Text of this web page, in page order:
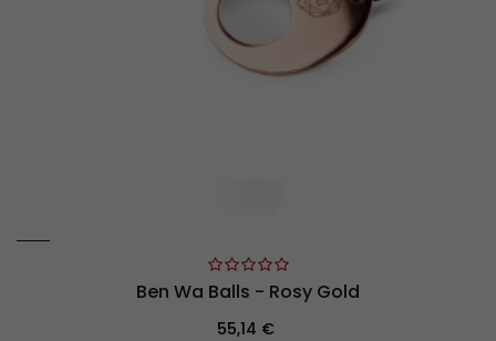
Ben Wa Balls - Rosy Gold
Prix
55,14 €